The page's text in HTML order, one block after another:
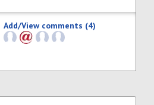
Add/View comments (4)